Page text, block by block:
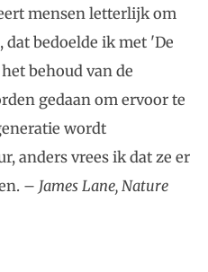
mensen letterlijk om
dat bedoelde ik met 'De
behoud van de
gedaan om ervoor te
wordt
anders vrees ik dat ze er
– James Lane, Nature